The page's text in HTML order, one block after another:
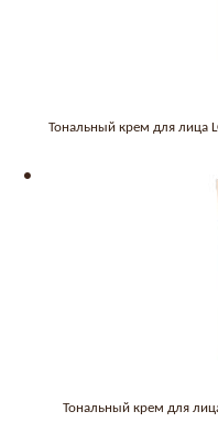
Тональный крем для лица
Тональный крем для